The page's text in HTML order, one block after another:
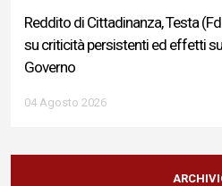
Reddito di Cittadinanza, Testa
su criticità persistenti ed effetti
Governo
04 Agosto 2026
Sigismondi, Liris e Testa:
Ministro Roccella e alla sua